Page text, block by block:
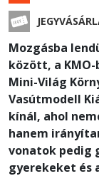
Mozgásba
között, a KMO-
Mini-Világ
Vasútmodell
kínál, ahol
hanem
vonatok pedig
gyerekeket és